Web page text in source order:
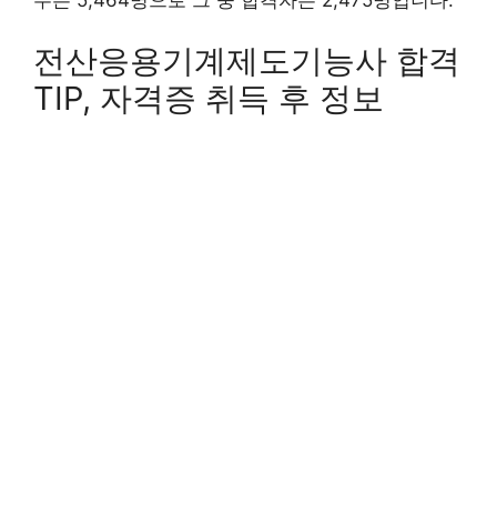
전산응용기계제도기능사 합격
TIP, 자격증 취득 후 정보